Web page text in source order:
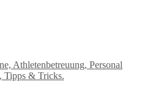
Athletenbetreuung, Personal
Tipps & Tricks.